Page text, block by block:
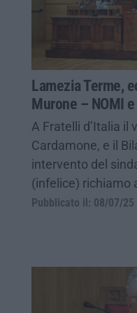
Lamezia Terme,
Murone – NOMI e
A Fratelli d’Italia il
Cardamone, e il
intervento del
(infelice) richiamo
Pubblicato il: 08/07/25